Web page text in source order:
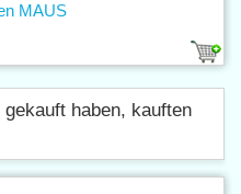
MAUS
haben, kauften